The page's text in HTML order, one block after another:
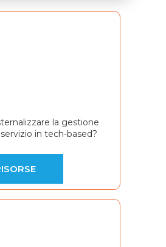
la gestione
in tech-based?